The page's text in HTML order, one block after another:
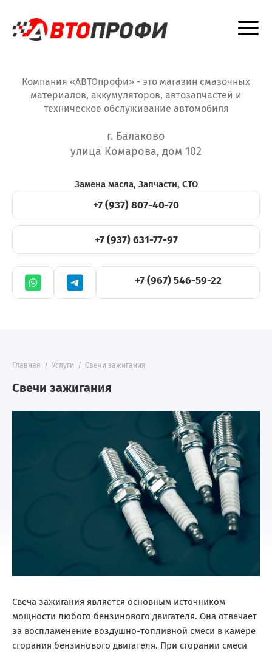
Компания «АВТОпрофи» - это магазин смазочных
материалов, аккумуляторов, автозапчастей и
техническое обслуживание автомобиля
г. Балаково
улица Комарова, дом 102
Замена масла, Запчасти, СТО
+7 (937) 807-40-70
+7 (937) 631-77-97
+7 (967) 546-59-22
Главная / Услуги / Свечи зажигания
Свечи зажигания
Свеча зажигания является основным источником
мощности любого бензинового двигателя. Она отвечает
за воспламенение воздушно-топливной смеси в камере
сгорания бензинового двигателя. При сгорании смеси